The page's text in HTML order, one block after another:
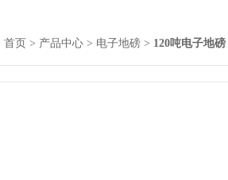
首页 > 产品中心 > 电子地磅 > 120吨电子地磅